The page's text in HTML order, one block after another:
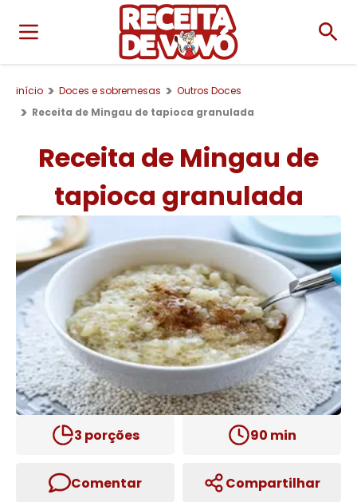
início Doces e sobremesas
Outros Doces
Receita de Mingau de tapioca granulada
Receita de Mingau de
tapioca granulada
3 porções 90 min
Comentar Compartilhar